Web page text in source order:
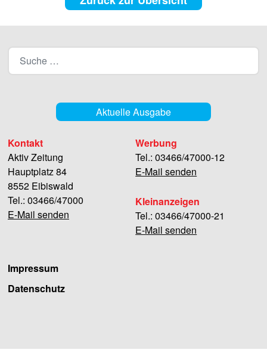
Aktuelle Ausgabe
Kontakt
Aktiv Zeitung
Hauptplatz 84
8552 Eibiswald
Tel.: 03466/47000
E-Mail senden
Werbung
Tel.: 03466/47000-12
E-Mail senden
Kleinanzeigen
Tel.: 03466/47000-21
E-Mail senden
Impressum
Datenschutz